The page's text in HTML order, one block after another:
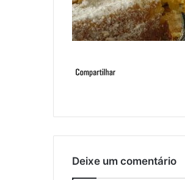
Deixe um comentário